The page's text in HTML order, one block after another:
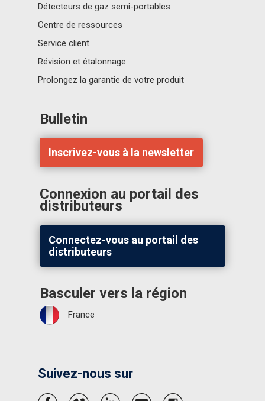
Détecteurs de gaz semi-portables
Centre de ressources
Service client
Révision et étalonnage
Prolongez la garantie de votre produit
Bulletin
Inscrivez-vous à la newsletter
Connexion au portail des
distributeurs
Connectez-vous au portail des
distributeurs
Basculer vers la région
France
Suivez-nous sur